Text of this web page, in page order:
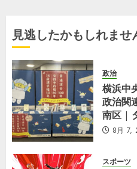
Funeco
2026
0
Office」
–
Japan
5月 25,
2026
0
見逃したかもしれませ
政治
横浜中
政治関
南区 |
8月 7,
スポーツ